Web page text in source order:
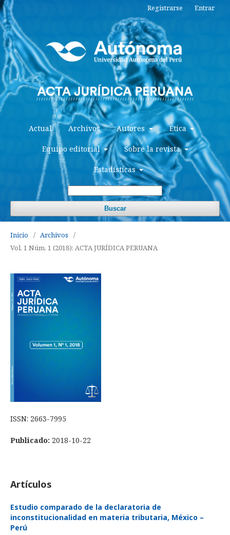
Actual Archivos Autores Ética
Equipo editorial Sobre la revista
Estadísticas
Buscar
Registrarse Entrar
Inicio / Archivos
/
Vol. 1 Núm. 1 (2018): ACTA JURÍDICA PERUANA
ISSN: 2663-7995
Publicado: 2018-10-22
Artículos
Estudio comparado de la declaratoria de
inconstitucionalidad en materia tributaria, México –
Perú